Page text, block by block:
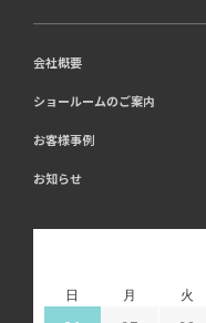
会社概要
ショールームのご案内
お客様事例
お知らせ
日 月 火